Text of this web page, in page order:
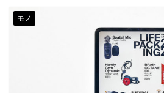
モノ